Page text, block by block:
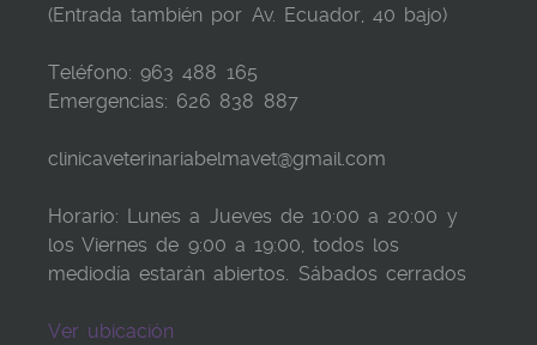
(Entrada también por Av. Ecuador, 40 bajo)
Teléfono: 963 488 165
Emergencias: 626 838 887
clinicaveterinariabelmavet@gmail.com
Horario: Lunes a Jueves de 10:00 a 20:00 y
los Viernes de 9:00 a 19:00, todos los
mediodía estarán abiertos. Sábados cerrados
Ver ubicación